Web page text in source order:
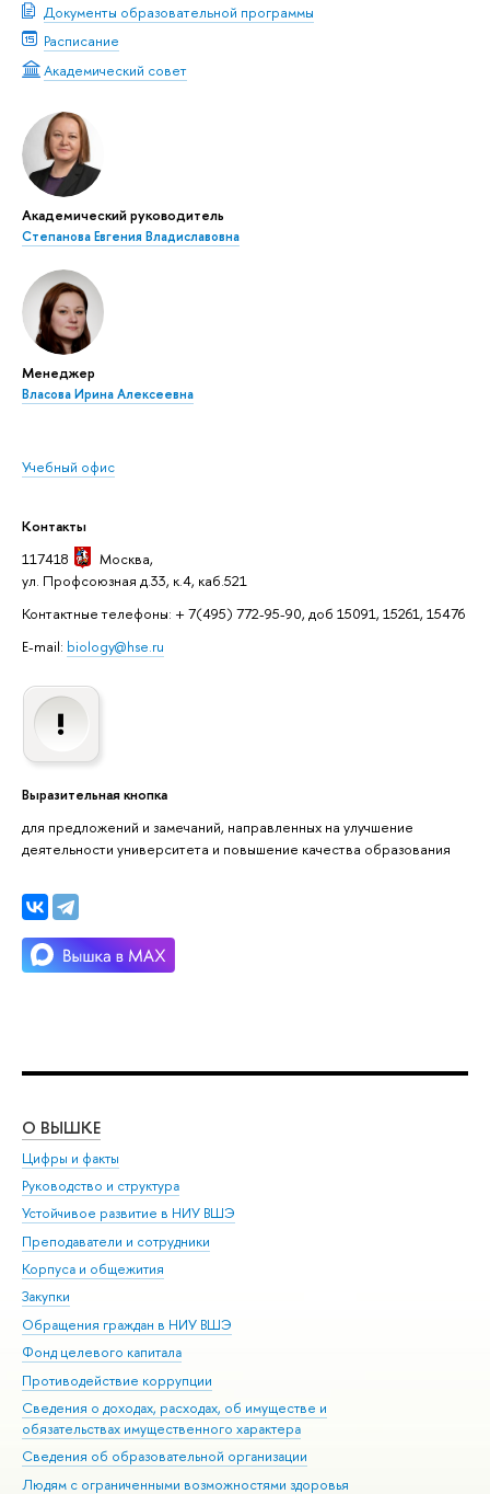
Документы образовательной программы
Расписание
Академический совет
Академический руководитель
Степанова Евгения Владиславовна
Менеджер
Власова Ирина Алексеевна
Учебный офис
Контакты
117418
Москва,
ул. Профсоюзная д.33, к.4, каб.521
Контактные телефоны: + 7(495) 772-95-90, доб 15091, 15261, 15476
E-mail: biology@hse.ru
Выразительная кнопка
для предложений и замечаний, направленных на улучшение
деятельности университета и повышение качества образования
О ВЫШКЕ
Цифры и факты
Руководство и структура
Устойчивое развитие в НИУ ВШЭ
Преподаватели и сотрудники
Корпуса и общежития
Закупки
Обращения граждан в НИУ ВШЭ
Фонд целевого капитала
Противодействие коррупции
Сведения о доходах, расходах, об имуществе и
обязательствах имущественного характера
Сведения об образовательной организации
Людям с ограниченными возможностями здоровья